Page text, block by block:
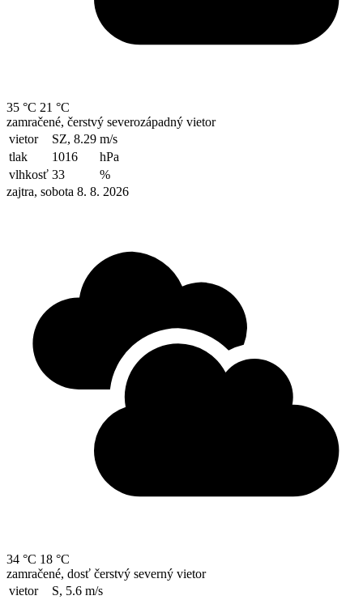
35 °C 21 °C
zamračené, čerstvý severozápadný vietor
vietor
SZ, 8.29 m/s
tlak
1016
hPa
vlhkosť 33
%
zajtra, sobota 8. 8. 2026
34 °C 18 °C
zamračené, dosť čerstvý severný vietor
vietor
S, 5.6 m/s